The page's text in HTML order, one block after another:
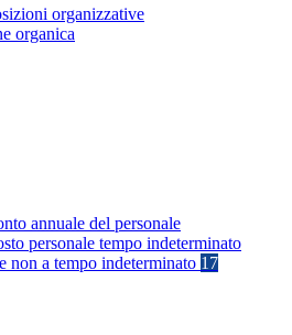
organizzative
organica
annuale del personale
personale tempo indeterminato
non a tempo indeterminato 17